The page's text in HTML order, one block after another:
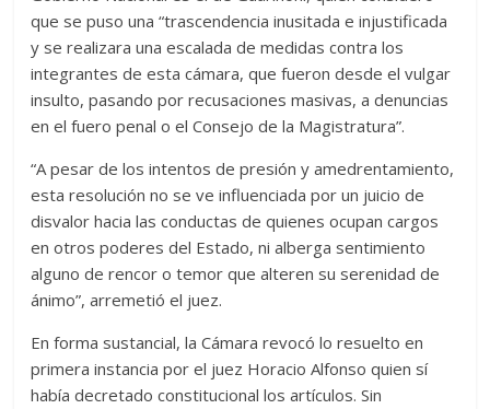
que se puso una “trascendencia inusitada e injustificada
y se realizara una escalada de medidas contra los
integrantes de esta cámara, que fueron desde el vulgar
insulto, pasando por recusaciones masivas, a denuncias
en el fuero penal o el Consejo de la Magistratura”.
“A pesar de los intentos de presión y amedrentamiento,
esta resolución no se ve influenciada por un juicio de
disvalor hacia las conductas de quienes ocupan cargos
en otros poderes del Estado, ni alberga sentimiento
alguno de rencor o temor que alteren su serenidad de
ánimo”, arremetió el juez.
En forma sustancial, la Cámara revocó lo resuelto en
primera instancia por el juez Horacio Alfonso quien sí
había decretado constitucional los artículos. Sin